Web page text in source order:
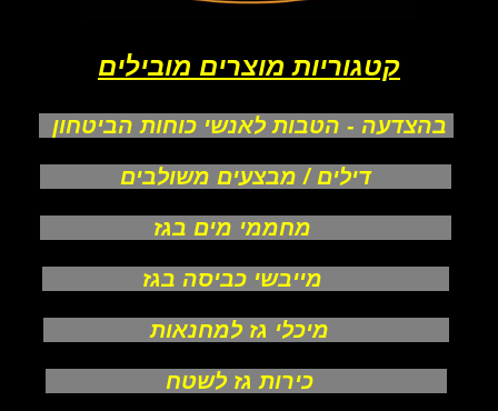
קטגוריות מוצרים מובילים
בהצדעה - הטבות לאנשי כוחות הביטחון
דילים / מבצעים משולבים
מחממי מים בגז
מייבשי כביסה בגז
מיכלי גז למחנאות
כירות גז לשטח